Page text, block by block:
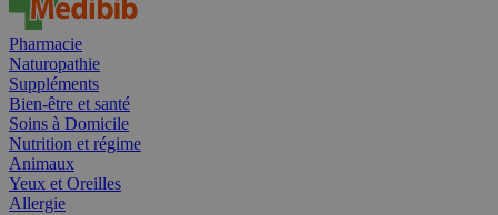
Pharmacie
Naturopathie
Suppléments
Bien-être et santé
Soins à Domicile
Nutrition et régime
Animaux
Yeux et Oreilles
Allergie